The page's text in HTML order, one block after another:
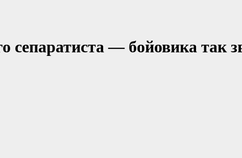
сепаратиста — бойовика так